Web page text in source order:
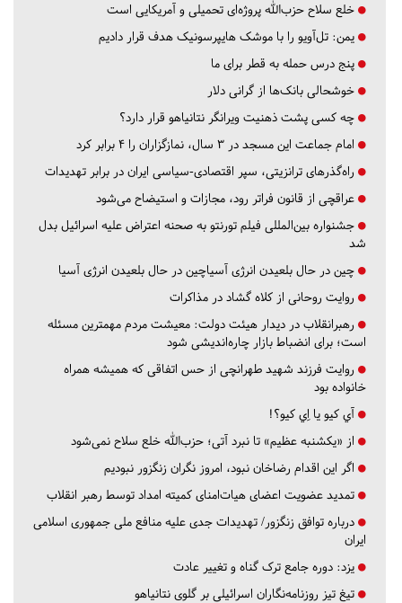
خلع سلاح حزب‌الله پروژه‌ای تحمیلی و آمریکایی است
یمن: تل‌آویو را با موشک هایپرسونیک هدف قرار دادیم
پنج درس‌ حمله به قطر برای ما
خوشحالی بانک‌ها از گرانی دلار
چه کسی پشت ذهنیت ویرانگر نتانیاهو قرار دارد؟
امام جماعت این مسجد در ۳ سال، نمازگزاران را ۴ برابر کرد
راه‌گذرهای ترانزیتی، سپر اقتصادی-سیاسی ایران در برابر تهدیدات
عراقچی از قانون فراتر رود، مجازات و استیضاح می‌شود
جشنواره بین‌المللی فیلم تورنتو به صحنه اعتراض علیه اسرائیل بدل
شد
چین در حال بلعیدن انرژی آسیاچین در حال بلعیدن انرژی آسیا
روایت روحانی از کلاه گشاد در مذاکرات
رهبرانقلاب در دیدار هیئت دولت: معیشت مردم مهمترین مسئله
است؛ برای انضباط بازار چاره‌اندیشی شود
روایت فرزند شهید طهرانچی از حس اتفاقی که همیشه همراه
خانواده بود
آي كيو يا اِي كيو؟!
از «یکشنبه عظیم» تا نبرد آتی؛ حزب‌الله خلع سلاح نمی‌شود
اگر این اقدام رضاخان نبود، امروز نگران زنگزور نبودیم
تمدید عضویت اعضای هیات‌امنای کمیته امداد توسط رهبر انقلاب
درباره توافق زنگزور/ تهدیدات جدی علیه منافع ملی جمهوری اسلامی
ایران
یزد: دوره جامع ترک گناه و تغییر عادت
تیغ تیز روزنامه‌نگاران اسرائیلی بر گلوی نتانیاهو